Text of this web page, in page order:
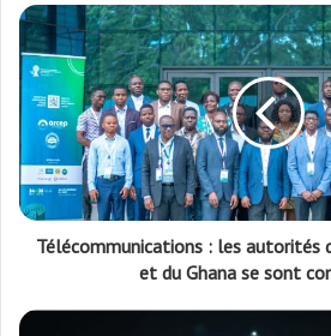
Télécommunications : les autorités
et du Ghana se sont